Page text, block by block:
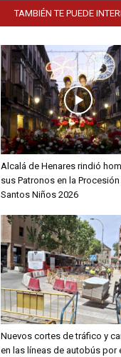
TAMBIÉN TE PUEDE
Alcalá de Henares rindió
sus Patronos en la
Santos Niños 2026
Nuevos cortes de tráfico y
en las líneas de autobús por